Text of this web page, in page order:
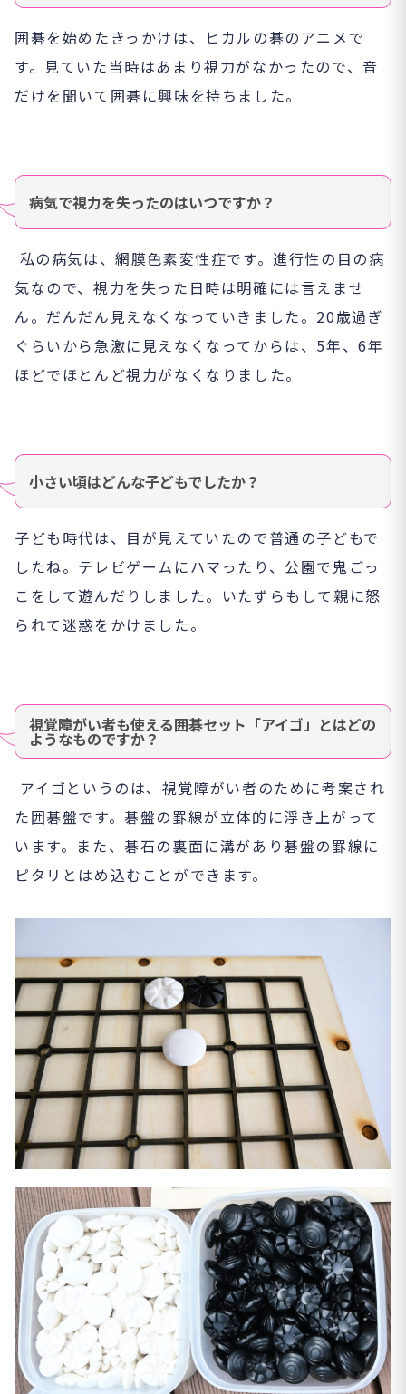
囲碁を始めたきっかけは、ヒカルの碁のアニメで
す。見ていた当時はあまり視力がなかったので、音
だけを聞いて囲碁に興味を持ちました。
病気で視力を失ったのはいつですか？
私の病気は、網膜色素変性症です。進行性の目の病
気なので、視力を失った日時は明確には言えませ
ん。だんだん見えなくなっていきました。20歳過ぎ
ぐらいから急激に見えなくなってからは、5年、6年
ほどでほとんど視力がなくなりました。
小さい頃はどんな子どもでしたか？
子ども時代は、目が見えていたので普通の子どもで
したね。テレビゲームにハマったり、公園で鬼ごっ
こをして遊んだりしました。いたずらもして親に怒
られて迷惑をかけました。
視覚障がい者も使える囲碁セット「アイゴ」とはどの
ようなものですか？
アイゴというのは、視覚障がい者のために考案され
た囲碁盤です。碁盤の罫線が立体的に浮き上がって
います。また、碁石の裏面に溝があり碁盤の罫線に
ピタリとはめ込むことができます。